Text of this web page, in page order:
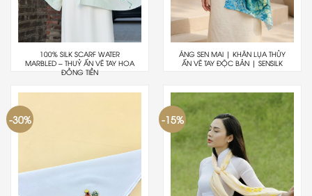
100% SILK SCARF WATER
MARBLED – THUỶ ẤN VẼ TAY HOA
ĐỒNG TIỀN
ÁNG SEN MAI | KHĂN LỤA THỦY
ẤN VẼ TAY ĐỘC BẢN | SENSILK
-30% -15%